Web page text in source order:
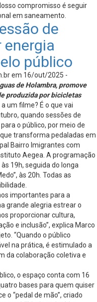
compromisso é seguir
em saneamento.
de
energia
público
em 16/out/2025 -
de Holambra, promove
produzida por bicicletas
um filme? É o que vai
quando sessões de
o público, por meio de
transforma pedaladas em
Bairro Imigrantes com
Aegea. A programação
19h, seguida do longa
às 20h. Todas as
importantes para a
grande alegria estrear o
proporcionar cultura,
e inclusão”, explica Marco
“Quando o público
na prática, é estimulado a
da colaboração coletiva e
o espaço conta com 16
bases para quem quiser
o “pedal de mão”, criado